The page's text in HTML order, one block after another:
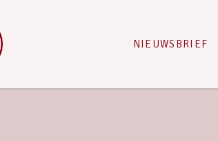
NIEUWSBRIEF